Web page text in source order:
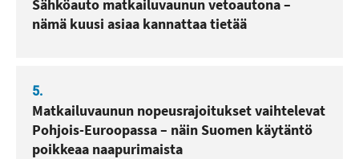
Sähköauto matkailuvaunun vetoautona –
nämä kuusi asiaa kannattaa tietää
5.
Matkailuvaunun nopeusrajoitukset vaihtelevat
Pohjois-Euroopassa – näin Suomen käytäntö
poikkeaa naapurimaista